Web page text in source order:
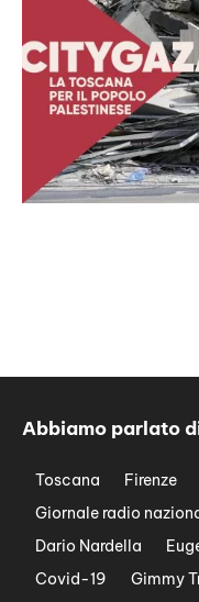
Abbiamo parlato
Toscana Firenze
Giornale radio
Dario Nardella
Covid-19
Gimmy